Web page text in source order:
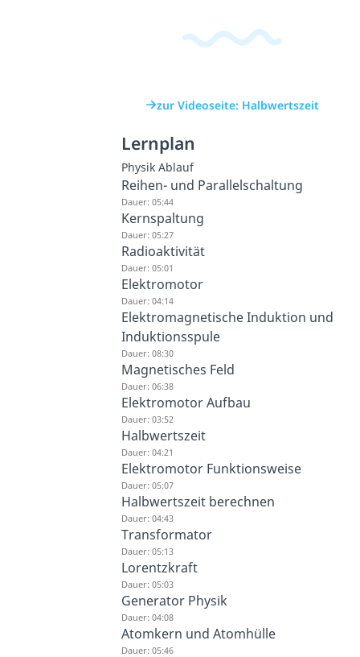
zur Videoseite: Halbwertszeit
Lernplan
Physik Ablauf
Reihen- und Parallelschaltung
Dauer: 05:44
Kernspaltung
Dauer: 05:27
Radioaktivität
Dauer: 05:01
Elektromotor
Dauer: 04:14
Elektromagnetische Induktion und
Induktionsspule
Dauer: 08:30
Magnetisches Feld
Dauer: 06:38
Elektromotor Aufbau
Dauer: 03:52
Halbwertszeit
Dauer: 04:21
Elektromotor Funktionsweise
Dauer: 05:07
Halbwertszeit berechnen
Dauer: 04:43
Transformator
Dauer: 05:13
Lorentzkraft
Dauer: 05:03
Generator Physik
Dauer: 04:08
Atomkern und Atomhülle
Dauer: 05:46